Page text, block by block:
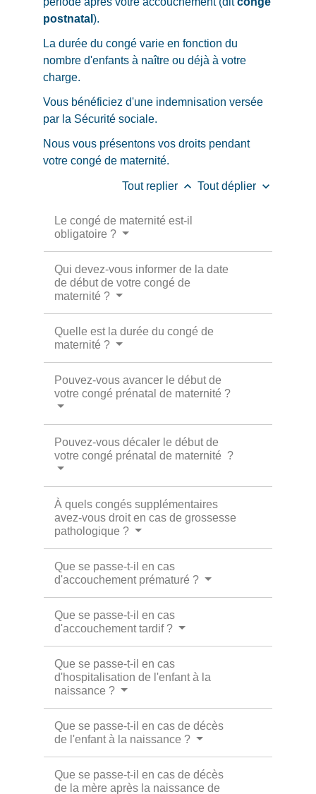
postnatal).
La durée du congé varie en fonction du
nombre d'enfants à naître ou déjà à votre
charge.
Vous bénéficiez d'une indemnisation versée
par la Sécurité sociale.
Nous vous présentons vos droits pendant
votre congé de maternité.
Tout replier keyboard_arrow_up Tout déplier keyboard_arrow_down
Le congé de maternité est-il
obligatoire ?
Qui devez-vous informer de la date
de début de votre congé de
maternité ?
Quelle est la durée du congé de
maternité ?
Pouvez-vous avancer le début de
votre congé prénatal de maternité ?
Pouvez-vous décaler le début de
votre congé prénatal de maternité ?
À quels congés supplémentaires
avez-vous droit en cas de grossesse
pathologique ?
Que se passe-t-il en cas
d'accouchement prématuré ?
Que se passe-t-il en cas
d'accouchement tardif ?
Que se passe-t-il en cas
d'hospitalisation de l'enfant à la
naissance ?
Que se passe-t-il en cas de décès
de l'enfant à la naissance ?
Que se passe-t-il en cas de décès
de la mère après la naissance de